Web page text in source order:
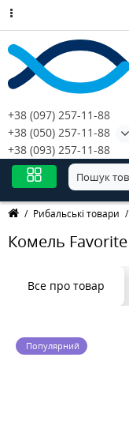
+38 (097) 257-11-88
+38 (050) 257-11-88
+38 (093) 257-11-88
Рибальські товари
Комель
Все про товар
Популярний